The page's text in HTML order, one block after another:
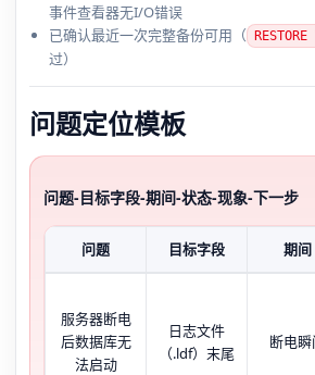
事件查看器无I/O错误
已确认最近一次完整备份可用（
过）
问题定位模板
问题-目标字段-期间-状态-现象-下一步
问题 目标字段 期间
服务器断电
后数据库无
法启动
日志文件
（.ldf）末尾
断电瞬